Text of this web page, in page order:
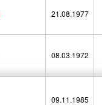
21.08.1977
08.03.1972
09.11.1985